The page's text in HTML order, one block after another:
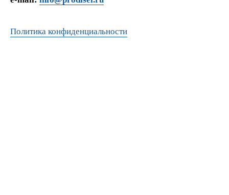
Политика конфиденциальности